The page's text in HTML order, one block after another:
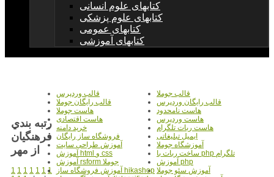
کتابهای علوم انسانی
کتابهای علوم پزشکی
کتابهای عمومی
کتابهای آموزشی
قالب جوملا
قالب وردپرس
قالب رایگان وردپرس
قالب رایگان جوملا
هاست نامحدود
هاست جوملا
هاست وردپرس
هاست اقتصادی
هاست ربات تلگرام
خرید دامنه
ایمیل تبلیغاتی
فروشگاه ساز رایگان
آموزشگاه جوملا
آموزش طراحی سایت
ساخت ربات با php تلگرام
آموزش html و css
آموزش php
آموزش rsform جوملا
آموزش سئو جوملا آموزش فروشگاه ساز hikashop
رتبه بندي
فرهنگيان
از مهر
1 1 1 1 1 1 1